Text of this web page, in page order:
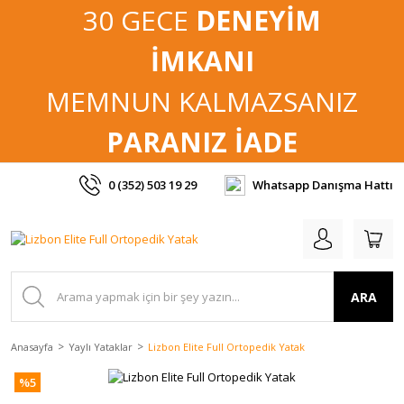
30 GECE DENEYİM
İMKANI
MEMNUN KALMAZSANIZ
PARANIZ İADE
0 (352) 503 19 29 Whatsapp Danışma Hattı
ARA
Anasayfa Yaylı Yataklar Lizbon Elite Full Ortopedik Yatak
%5